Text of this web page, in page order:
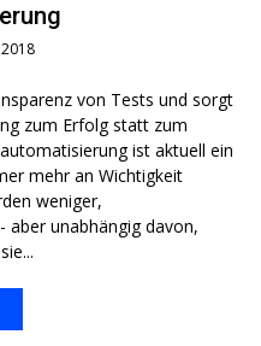
von Tests und sorgt
zum Erfolg statt zum
mehr an Wichtigkeit
weniger,
aber unabhängig davon,